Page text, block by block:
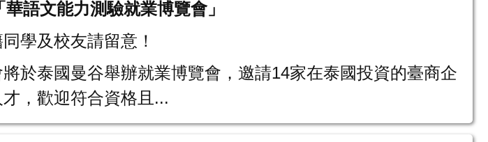
語文能力測驗就業博覽會」
學及校友請留意！
於泰國曼谷舉辦就業博覽會，邀請14家在泰國投資的臺商企
，歡迎符合資格且...